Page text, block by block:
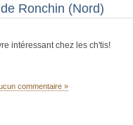
Ronchin (Nord)
intéressant chez les ch'tis!
commentaire »